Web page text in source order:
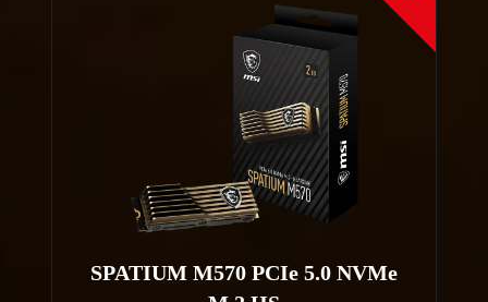
SPATIUM M570 PCIe 5.0 NVMe